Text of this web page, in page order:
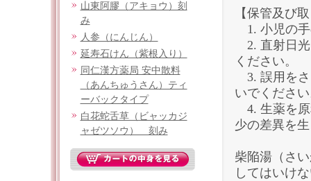
山東阿膠（アキョウ）刻
み
人参（にんじん）
延寿石けん（紫根入り）
同仁漢方薬局 安中散料
（あんちゅうさん）ティ
ーバックタイプ
白花蛇舌草（ビャッカジ
ャゼツソウ） 刻み
【保管及び
1. 小児の手
2. 直射日光
ください。
3. 誤用をさ
いでくださ
4. 生薬を原
少の差異を
柴陥湯（さ
してはいけ